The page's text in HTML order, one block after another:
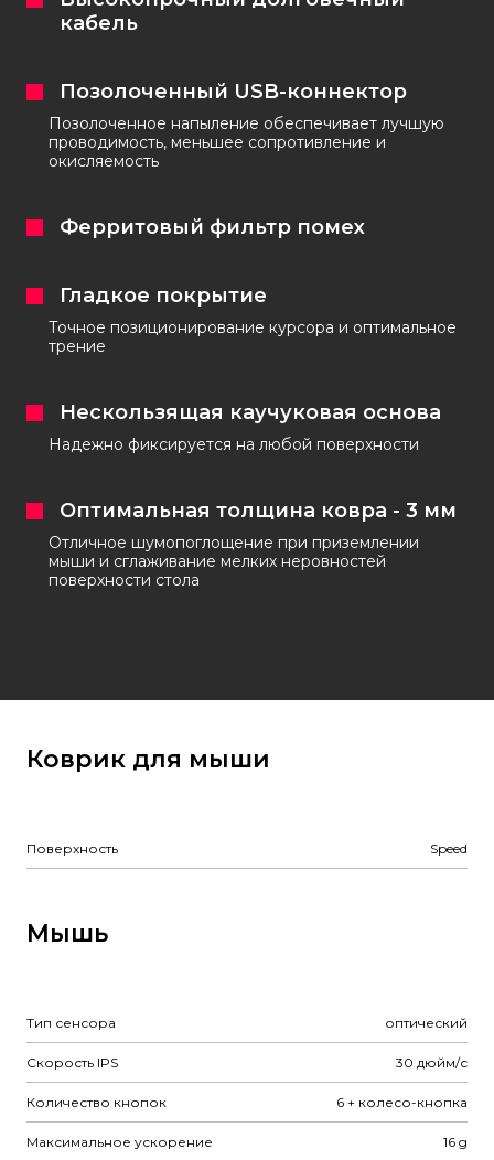
кабель
Позолоченный USB-коннектор
Позолоченное напыление обеспечивает лучшую
проводимость, меньшее сопротивление и
окисляемость
Ферритовый фильтр помех
Гладкое покрытие
Точное позиционирование курсора и оптимальное
трение
Нескользящая каучуковая основа
Надежно фиксируется на любой поверхности
Оптимальная толщина ковра - 3 мм
Отличное шумопоглощение при приземлении
мыши и сглаживание мелких неровностей
поверхности стола
Коврик для мыши
Поверхность Speed
Мышь
Тип сенсора оптический
Скорость IPS 30 дюйм/с
Количество кнопок 6 + колесо-кнопка
Максимальное ускорение 16 g